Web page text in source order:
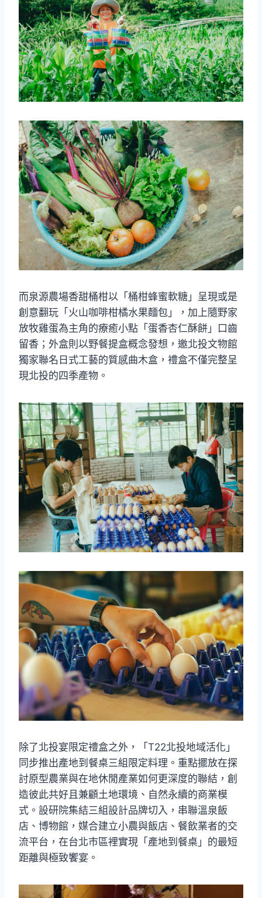
而泉源農場香甜桶柑以「桶柑蜂蜜軟糖」呈現或是
創意翻玩「火山咖啡柑橘水果麵包」，加上隨野家
放牧雞蛋為主角的療癒小點「蛋香杏仁酥餅」口齒
留香；外盒則以野餐提盒概念發想，邀北投文物館
獨家聯名日式工藝的質感曲木盒，禮盒不僅完整呈
現北投的四季產物。
除了北投宴限定禮盒之外，「T22北投地域活化」
同步推出產地到餐桌三組限定料理。重點擺放在探
討原型農業與在地休閒產業如何更深度的聯結，創
造彼此共好且兼顧土地環境、自然永續的商業模
式。設研院集結三組設計品牌切入，串聯溫泉飯
店、博物館，媒合建立小農與飯店、餐飲業者的交
流平台，在台北市區裡實現「產地到餐桌」的最短
距離與極致饗宴。